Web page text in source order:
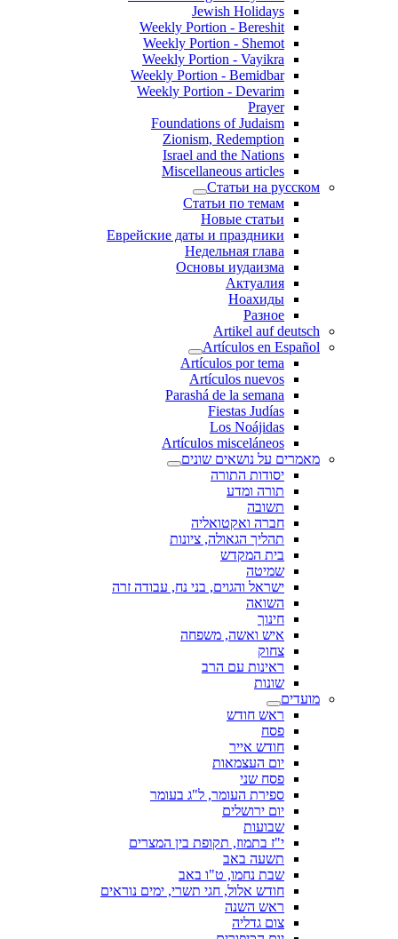
Jewish Holidays
Weekly Portion - Bereshit
Weekly Portion - Shemot
Weekly Portion - Vayikra
Weekly Portion - Bemidbar
Weekly Portion - Devarim
Prayer
Foundations of Judaism
Zionism, Redemption
Israel and the Nations
Miscellaneous articles
Статьи на русском
Статьи по темам
Новые статьи
Еврейские даты и праздники
Недельная глава
Основы иудаизма
Актуалия
Ноахиды
Разное
Artikel auf deutsch
Artículos en Español
Artículos por tema
Artículos nuevos
Parashá de la semana
Fiestas Judías
Los Noájidas
Artículos misceláneos
מאמרים על נושאים שונים
יסודות התורה
תורה ומדע
תשובה
חברה ואקטואליה
תהליך הגאולה, ציונות
בית המקדש
שמיטה
ישראל והגוים, בני נח, עבודה זרה
השואה
חינוך
איש ואשה, משפחה
צחוק
ראינות עם הרב
שונות
מועדים
ראש חודש
פסח
חודש אייר
יום העצמאות
פסח שני
ספירת העומר, ל"ג בעומר
יום ירושלים
שבועות
י"ז בתמוז, תקופת בין המצרים
תשעה באב
שבת נחמו, ט"ו באב
חודש אלול, חגי תשרי, ימים נוראים
ראש השנה
צום גדליה